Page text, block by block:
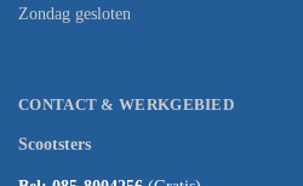
Zondag gesloten
CONTACT & WERKGEBIED
Scootsters